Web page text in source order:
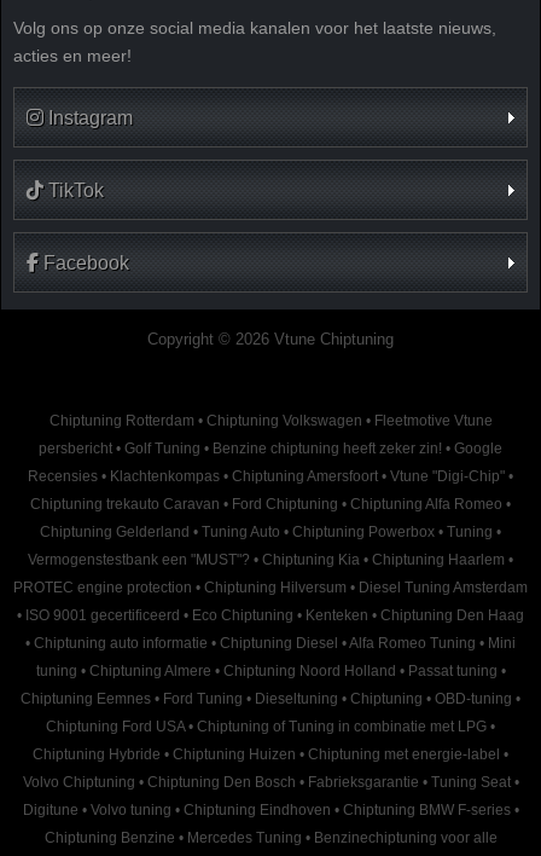
Volg ons op onze social media kanalen voor het laatste nieuws,
acties en meer!
Instagram
TikTok
Facebook
Copyright © 2026 Vtune Chiptuning
Chiptuning Rotterdam • Chiptuning Volkswagen • Fleetmotive Vtune
persbericht • Golf Tuning • Benzine chiptuning heeft zeker zin! • Google
Recensies • Klachtenkompas • Chiptuning Amersfoort • Vtune "Digi-Chip" •
Chiptuning trekauto Caravan • Ford Chiptuning • Chiptuning Alfa Romeo •
Chiptuning Gelderland • Tuning Auto • Chiptuning Powerbox • Tuning •
Vermogenstestbank een "MUST"? • Chiptuning Kia • Chiptuning Haarlem •
PROTEC engine protection • Chiptuning Hilversum • Diesel Tuning Amsterdam
• ISO 9001 gecertificeerd • Eco Chiptuning • Kenteken • Chiptuning Den Haag
• Chiptuning auto informatie • Chiptuning Diesel •Alfa Romeo Tuning • Mini
tuning • Chiptuning Almere • Chiptuning Noord Holland • Passat tuning •
Chiptuning Eemnes • Ford Tuning • Dieseltuning • Chiptuning • OBD-tuning •
Chiptuning Ford USA • Chiptuning of Tuning in combinatie met LPG •
Chiptuning Hybride • Chiptuning Huizen • Chiptuning met energie-label •
Volvo Chiptuning • Chiptuning Den Bosch • Fabrieksgarantie • Tuning Seat •
Digitune • Volvo tuning • Chiptuning Eindhoven • Chiptuning BMW F-series •
Chiptuning Benzine • Mercedes Tuning • Benzinechiptuning voor alle